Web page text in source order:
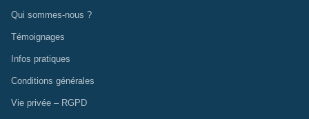
Qui sommes-nous ?
Témoignages
Infos pratiques
Conditions générales
Vie privée – RGPD